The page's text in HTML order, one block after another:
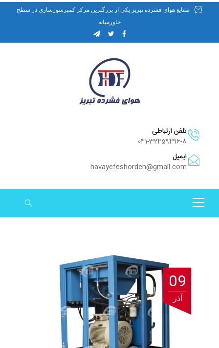
صنایع هوای فشرده تبریز یکی از بزرگترین مرکز کمپرسورسازی در سطح
خاورمیانه
تلفن ارتباطی
041-32459496-8
ایمیل
havayefeshordeh@gmail.com
09
آذر